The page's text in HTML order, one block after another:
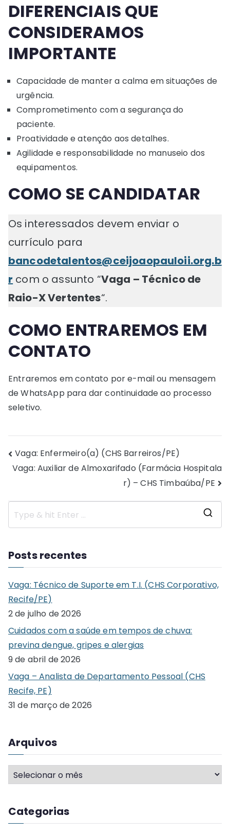
DIFERENCIAIS QUE
CONSIDERAMOS
IMPORTANTE
Capacidade de manter a calma em situações de
urgência.
Comprometimento com a segurança do
paciente.
Proatividade e atenção aos detalhes.
Agilidade e responsabilidade no manuseio dos
equipamentos.
COMO SE CANDIDATAR
Os interessados devem enviar o
currículo para
bancodetalentos@ceijoaopauloii.org.b
r com o assunto “Vaga – Técnico de
Raio-X Vertentes“.
COMO ENTRAREMOS EM
CONTATO
Entraremos em contato por e-mail ou mensagem
de WhatsApp para dar continuidade ao processo
seletivo.
Navegação
de
Post
Vaga: Enfermeiro(a) (CHS Barreiros/PE)
Vaga: Auxiliar de Almoxarifado (Farmácia Hospitala
r) – CHS Timbaúba/PE
r
Posts recentes
Vaga: Técnico de Suporte em T.I. (CHS Corporativo,
Recife/PE)
2 de julho de 2026
Cuidados com a saúde em tempos de chuva:
previna dengue, gripes e alergias
9 de abril de 2026
Vaga – Analista de Departamento Pessoal (CHS
Recife, PE)
31 de março de 2026
Arquivos
A
r
u
Categorias